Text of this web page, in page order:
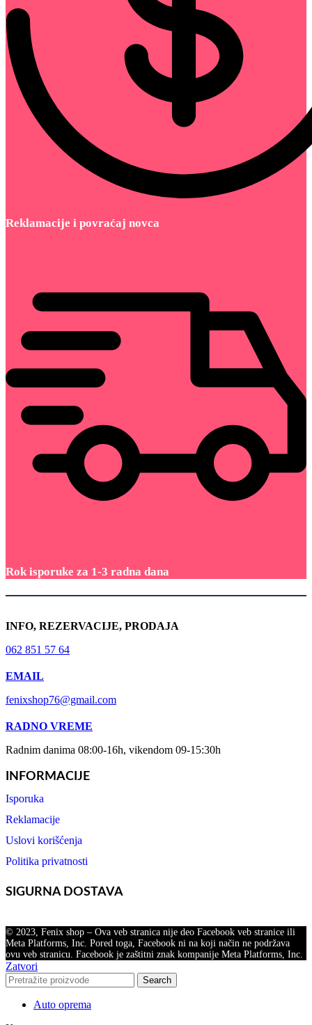
Reklamacije i povraćaj novca
Rok isporuke za 1-3 radna dana
INFO, REZERVACIJE, PRODAJA
062 851 57 64
EMAIL
fenixshop76@gmail.com
RADNO VREME
Radnim danima 08:00-16h, vikendom 09-15:30h
INFORMACIJE
Isporuka
Reklamacije
Uslovi korišćenja
Politika privatnosti
SIGURNA DOSTAVA
© 2023, Fenix shop – Ova veb stranica nije deo Facebook veb stranice ili
Meta Platforms, Inc. Pored toga, Facebook ni na koji način ne podržava
ovu veb stranicu. Facebook je zaštitni znak kompanije Meta Platforms, Inc.
Zatvori
Search
Auto oprema